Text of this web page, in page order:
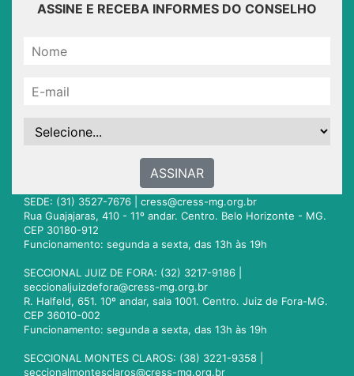
ASSINE E RECEBA INFORMES DO CONSELHO
ASSINAR
SEDE: (31) 3527-7676 | cress@cress-mg.org.br
Rua Guajajaras, 410 - 11º andar. Centro. Belo Horizonte - MG.
CEP 30180-912
Funcionamento: segunda a sexta, das 13h às 19h
SECCIONAL JUIZ DE FORA: (32) 3217-9186 |
seccionaljuizdefora@cress-mg.org.br
R. Halfeld, 651. 10º andar, sala 1001. Centro. Juiz de Fora-MG.
CEP 36010-002
Funcionamento: segunda a sexta, das 13h às 19h
SECCIONAL MONTES CLAROS: (38) 3221-9358 |
seccionalmontesclaros@cress-mg.org.br